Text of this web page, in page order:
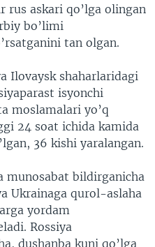
rus askari qo’lga olingan
bo’limi
tan olgan.
Ilovaysk shaharlaridagi
isyonchi
moslamalari yo’q
24 soat ichida kamida
36 kishi yaralangan.
munosabat bildirganicha
Ukrainaga qurol-aslaha
yordam
Rossiya
dushanba kuni qo’lga